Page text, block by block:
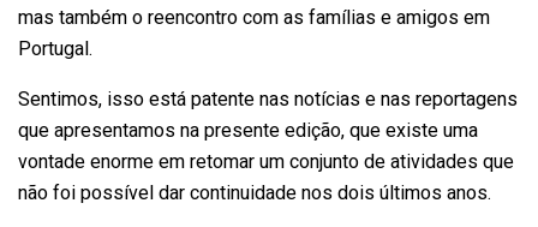
mas também o reencontro com as famílias e amigos em
Portugal.
Sentimos, isso está patente nas notícias e nas reportagens
que apresentamos na presente edição, que existe uma
vontade enorme em retomar um conjunto de atividades que
não foi possível dar continuidade nos dois últimos anos.